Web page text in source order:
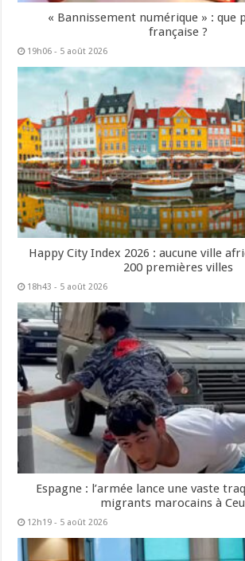
« Bannissement numérique » : que
française ?
19h06 - 5 août 2026
Happy City Index 2026 : aucune ville
200 premières villes
18h43 - 5 août 2026
Espagne : l’armée lance une vaste
migrants marocains à
12h19 - 5 août 2026